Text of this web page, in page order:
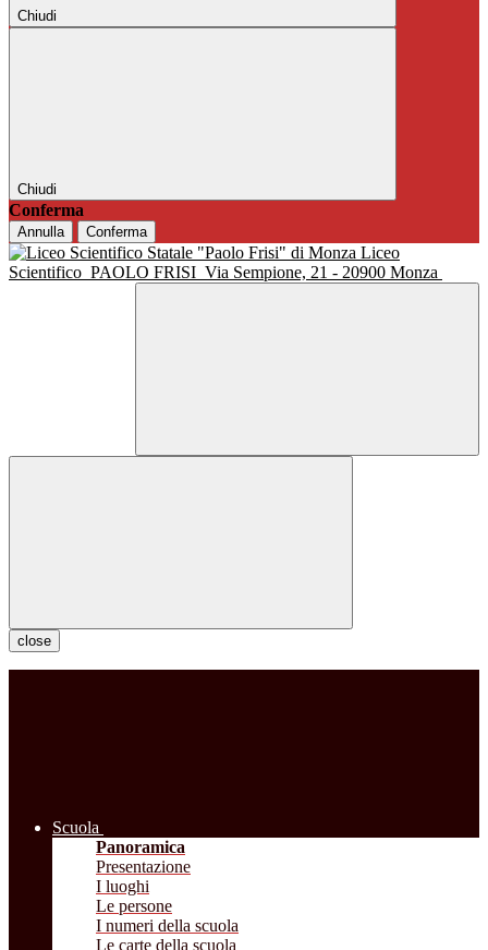
Chiudi
Chiudi
Conferma
Annulla Conferma
Liceo
Scientifico PAOLO FRISI Via Sempione, 21 - 20900 Monza
close
Scuola
Panoramica
Presentazione
I luoghi
Le persone
I numeri della scuola
Le carte della scuola